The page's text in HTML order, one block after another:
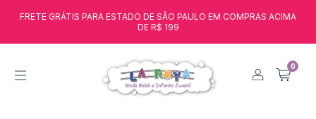
FRETE GRÁTIS PARA ESTADO DE SÃO PAULO EM COMPRAS ACIMA
DE R$ 199
0